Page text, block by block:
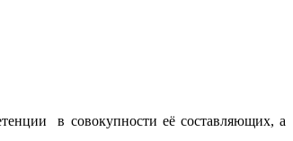
в совокупности её составляющих, а